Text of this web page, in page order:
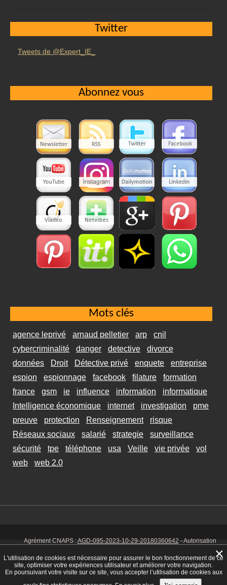
Twitter
Tweets de @Expert_IE_
Abonnez vous
Mots clés
agence leprivé arnaud pelletier arp
cnil
cybercriminalité
danger detective
divorce
données
Droit Détective privé enquete
entreprise
espion
espionnage facebook filature
formation
france
gsm ie influence information
informatique
Intelligence économique
internet investigation
pme
preuve
protection Renseignement
risque
Réseaux sociaux
salarié strategie
surveillance
sécurité
tpe téléphone usa Veille vie privée
vol
web
web 2.0
Agrément CNAPS :AGD-095-2023-10-29-20180360642 - Autorisation
925 00038 - Code NAF 8030 Z -Mentions Légales-CookiesTél. : 06 14
01 75 32
L'utilisation de cookies est nécessaire pour assurer le bon fonctionnement de ce
site, optimiser votre expériences utilisateur et améliorer votre navigation.
En poursuivant votre visite sur ce site, vous accepter l’utilisation de cookies aux
×